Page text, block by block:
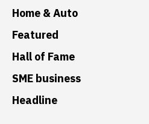
Home & Auto
Featured
Hall of Fame
SME business
Headline